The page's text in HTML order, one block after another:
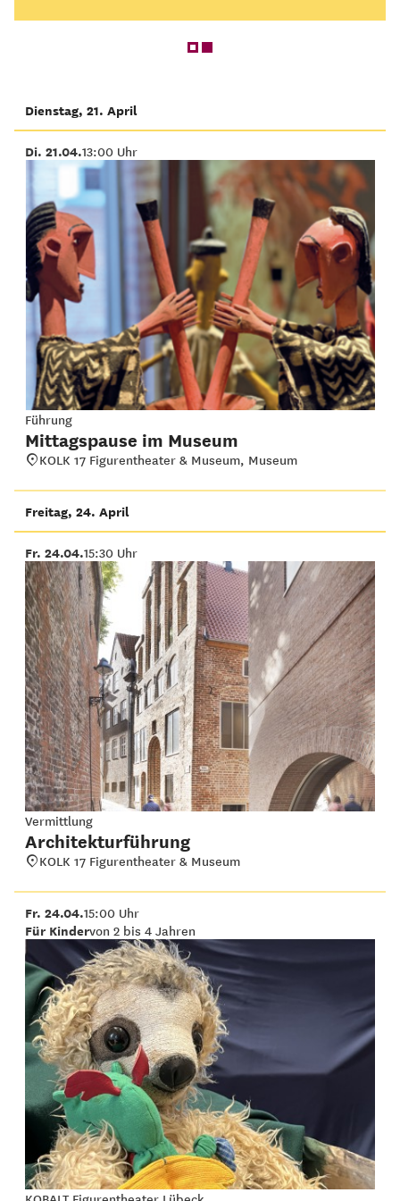
Dienstag, 21. April
Di. 21.04.13:00 Uhr
Führung
Mittagspause im Museum
KOLK 17 Figurentheater & Museum, Museum
Freitag, 24. April
Fr. 24.04.15:30 Uhr
Vermittlung
Architekturführung
KOLK 17 Figurentheater & Museum
Fr. 24.04.15:00 Uhr
Für Kindervon 2 bis 4 Jahren